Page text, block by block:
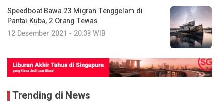
Speedboat Bawa 23 Migran Tenggelam di
Pantai Kuba, 2 Orang Tewas
12 Desember 2021 - 20:38 WIB
Trending di News